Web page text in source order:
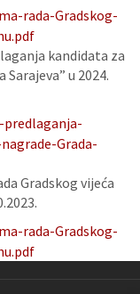
rada-Gradskog-
kandidata za
u 2024.
predlaganja-
Grada-
Gradskog vijeća
rada-Gradskog-